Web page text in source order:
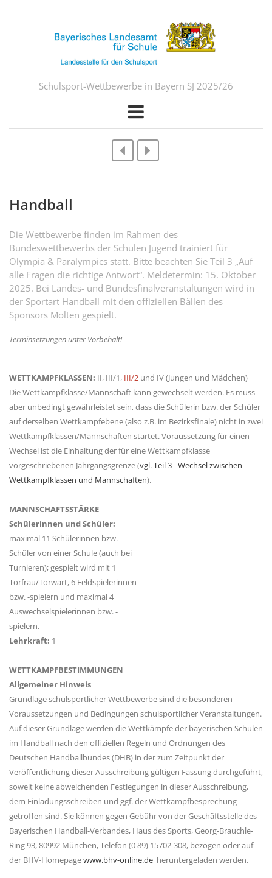
Schulsport-Wettbewerbe in Bayern SJ 2025/26
Handball
Die Wettbewerbe finden im Rahmen des
Bundeswettbewerbs der Schulen Jugend trainiert für
Olympia & Paralympics statt. Bitte beachten Sie Teil 3 „Auf
alle Fragen die richtige Antwort“. Meldetermin: 15. Oktober
2025. Bei Landes- und Bundesfinalveranstaltungen wird in
der Sportart Handball mit den offiziellen Bällen des
Sponsors Molten gespielt.
Terminsetzungen unter Vorbehalt!
WETTKAMPFKLASSEN: II, III/1, III/2 und IV (Jungen und Mädchen)
Die Wettkampfklasse/Mannschaft kann gewechselt werden. Es muss
aber unbedingt gewährleistet sein, dass die Schülerin bzw. der Schüler
auf derselben Wettkampfebene (also z.B. im Bezirksfinale) nicht in zwei
Wettkampfklassen/Mannschaften startet. Voraussetzung für einen
Wechsel ist die Einhaltung der für eine Wettkampfklasse
vorgeschriebenen Jahrgangsgrenze (vgl. Teil 3 - Wechsel zwischen
Wettkampfklassen und Mannschaften).
MANNSCHAFTSSTÄRKE
Schülerinnen und Schüler:
maximal 11 Schülerinnen bzw.
Schüler von einer Schule (auch bei
Turnieren); gespielt wird mit 1
Torfrau/Torwart, 6 Feldspielerinnen
bzw. -spielern und maximal 4
Auswechselspielerinnen bzw. -
spielern.
Lehrkraft: 1
WETTKAMPFBESTIMMUNGEN
Allgemeiner Hinweis
Grundlage schulsportlicher Wettbewerbe sind die besonderen
Voraussetzungen und Bedingungen schulsportlicher Veranstaltungen.
Auf dieser Grundlage werden die Wettkämpfe der bayerischen Schulen
im Handball nach den offiziellen Regeln und Ordnungen des
Deutschen Handballbundes (DHB) in der zum Zeitpunkt der
Veröffentlichung dieser Ausschreibung gültigen Fassung durchgeführt,
soweit keine abweichenden Festlegungen in dieser Ausschreibung,
dem Einladungsschreiben und ggf. der Wettkampfbesprechung
getroffen sind. Sie können gegen Gebühr von der Geschäftsstelle des
Bayerischen Handball-Verbandes, Haus des Sports, Georg-Brauchle-
Ring 93, 80992 München, Telefon (0 89) 15702-308, bezogen oder auf
der BHV-Homepagewww.bhv-online.de heruntergeladen werden.